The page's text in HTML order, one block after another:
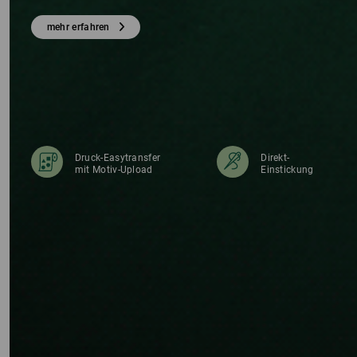
mehr erfahren
Druck-Easytransfer
mit Motiv-Upload
Direkt-
Einstickung